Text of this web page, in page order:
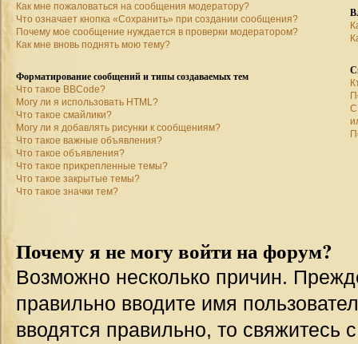
Как мне пожаловаться на сообщения модератору?
Что означает кнопка «Сохранить» при создании сообщения?
Почему мое сообщение нуждается в проверки модератором?
Как мне вновь поднять мою тему?
Форматирование сообщений и типы создаваемых тем
Что такое BBCode?
Могу ли я использовать HTML?
Что такое смайлики?
Могу ли я добавлять рисунки к сообщениям?
Что такое важные объявления?
Что такое объявления?
Что такое прикрепленные темы?
Что такое закрытые темы?
Что такое значки тем?
С
Почему я не могу войти на форум?
Возможно несколько причин.
правильно вводите имя
вводятся правильно, то